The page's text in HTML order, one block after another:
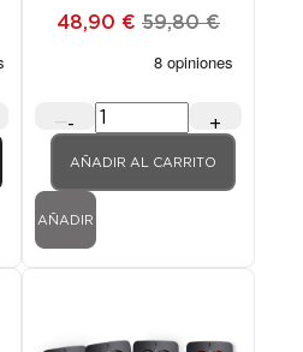
amarillo
48,90 € 59,80 €
- +
AÑADIR AL CARRITO
AÑADIR